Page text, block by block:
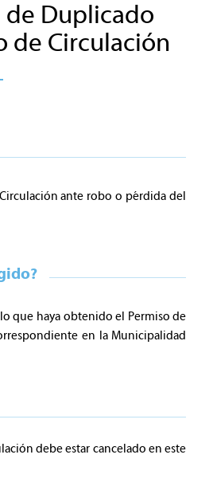
Duplicado
de Circulación
ante robo o pérdida del
que haya obtenido el Permiso de
en la Municipalidad
debe estar cancelado en este